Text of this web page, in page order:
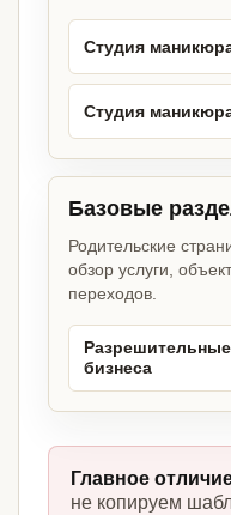
Студия
Студия
Базовые
Родительские
обзор услуги,
переходов.
бизнеса
Главное
не копируем